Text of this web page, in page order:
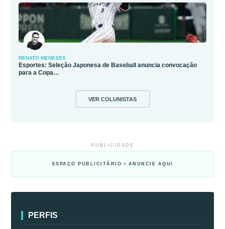
RENATO MENESES
Esportes: Seleção Japonesa de Baseball anuncia convocação
para a Copa…
VER COLUNISTAS
PUBLICIDADE
ESPAÇO PUBLICITÁRIO • ANUNCIE AQUI
PERFIS